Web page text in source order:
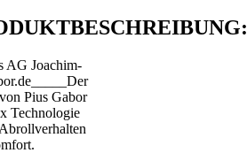
AG Joachim-
Pius Gabor
Technologie